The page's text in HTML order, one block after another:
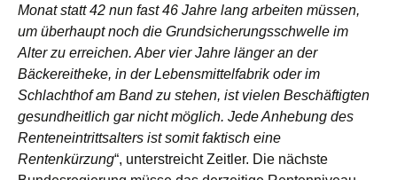
Monat statt 42 nun fast 46 Jahre lang arbeiten müssen,
um überhaupt noch die Grundsicherungsschwelle im
Alter zu erreichen. Aber vier Jahre länger an der
Bäckereitheke, in der Lebensmittelfabrik oder im
Schlachthof am Band zu stehen, ist vielen Beschäftigten
gesundheitlich gar nicht möglich. Jede Anhebung des
Renteneintrittsalters ist somit faktisch eine
Rentenkürzung“, unterstreicht Zeitler. Die nächste